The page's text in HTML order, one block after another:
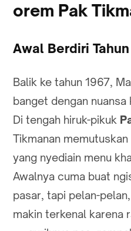
orem Pak
Awal Berdiri
Balik ke tahun 1967,
banget dengan
Di tengah hiruk-pikuk
Tikmanan
yang nyediain menu
Awalnya cuma buat
pasar, tapi pelan-
makin terkenal karena